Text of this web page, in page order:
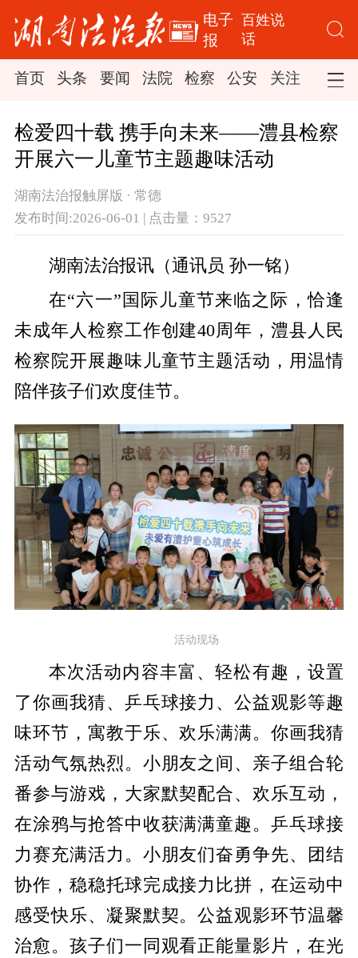
电子
报
百姓说
话
首页 头条 要闻 法院 检察 公安 关注 司法
检爱四十载 携手向未来——澧县检察
开展六一儿童节主题趣味活动
湖南法治报触屏版 · 常德
发布时间:2026-06-01 | 点击量：9527
湖南法治报讯（通讯员 孙一铭）
在“六一”国际儿童节来临之际，恰逢
未成年人检察工作创建40周年，澧县人民
检察院开展趣味儿童节主题活动，用温情
陪伴孩子们欢度佳节。
活动现场
本次活动内容丰富、轻松有趣，设置
了你画我猜、乒乓球接力、公益观影等趣
味环节，寓教于乐、欢乐满满。你画我猜
活动气氛热烈。小朋友之间、亲子组合轮
番参与游戏，大家默契配合、欢乐互动，
在涂鸦与抢答中收获满满童趣。乒乓球接
力赛充满活力。小朋友们奋勇争先、团结
协作，稳稳托球完成接力比拼，在运动中
感受快乐、凝聚默契。公益观影环节温馨
治愈。孩子们一同观看正能量影片，在光